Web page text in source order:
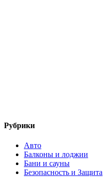
Рубрики
Авто
Балконы и лоджии
Бани и сауны
Безопасность и Защита